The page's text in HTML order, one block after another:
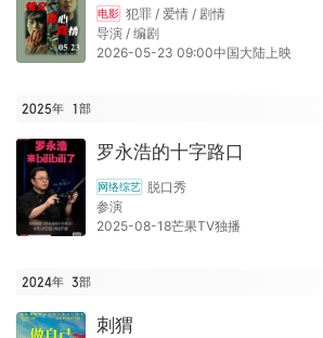
电影 犯罪 / 爱情 / 剧情
导演 / 编剧
2026-05-23 09:00中国大陆上映
2025年 1部
罗永浩的十字路口
网络综艺 脱口秀
参演
2025-08-18芒果TV独播
2024年 3部
刺猬